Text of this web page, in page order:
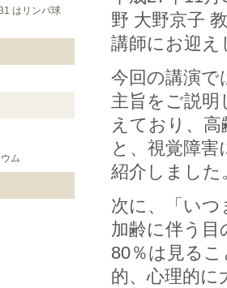
はリンパ球
ム
野 大野京子
講師にお迎え
今回の講演で
主旨をご説明
えており、
と、視覚障
紹介しました
次に、「い
加齢に伴う
80％は見る
的、心理的